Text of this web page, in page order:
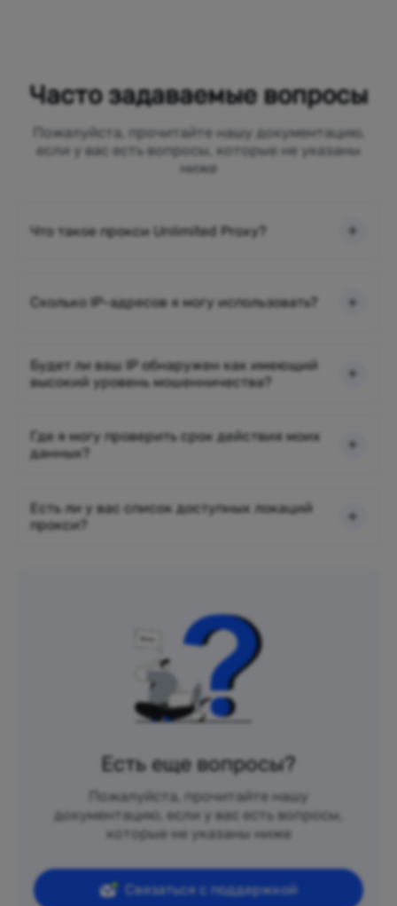
Часто задаваемые вопросы
Пожалуйста, прочитайте нашу документацию,
если у вас есть вопросы, которые не указаны
ниже
Что такое прокси Unlimited Proxy?
Сколько IP-адресов я могу использовать?
Будет ли ваш IP обнаружен как имеющий
высокий уровень мошенничества?
Где я могу проверить срок действия моих
данных?
Есть ли у вас список доступных локаций
прокси?
Есть еще вопросы?
Пожалуйста, прочитайте нашу
документацию, если у вас есть вопросы,
которые не указаны ниже
Связаться с поддержкой